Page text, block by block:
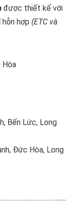
được thiết kế với
hợp (ETC và
Bến Lức, Long
Đức Hòa, Long